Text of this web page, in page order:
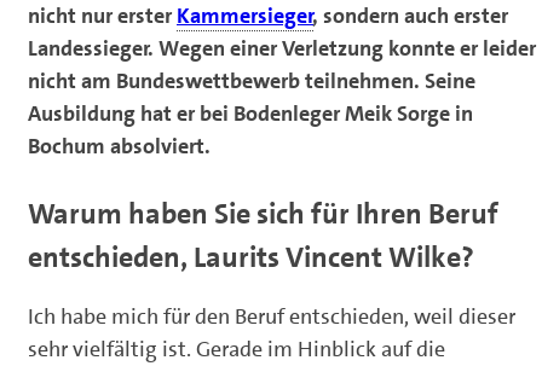
nicht nur erster Kammersieger, sondern auch erster
Landessieger. Wegen einer Verletzung konnte er leider
nicht am Bundeswettbewerb teilnehmen. Seine
Ausbildung hat er bei Bodenleger Meik Sorge in
Bochum absolviert.
Warum haben Sie sich für Ihren Beruf
entschieden, Laurits Vincent Wilke?
Ich habe mich für den Beruf entschieden, weil dieser
sehr vielfältig ist. Gerade im Hinblick auf die